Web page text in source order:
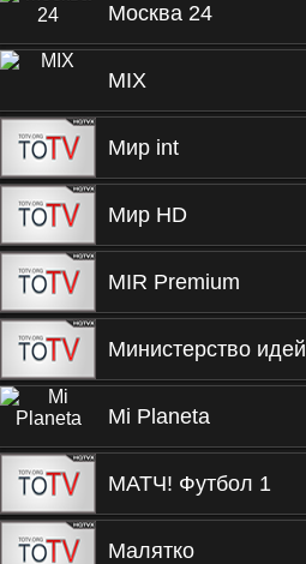
Москва 24
MIX
Мир int
Мир HD
MIR Premium
Министерство идей
Mi Planeta
МАТЧ! Футбол 1
Малятко